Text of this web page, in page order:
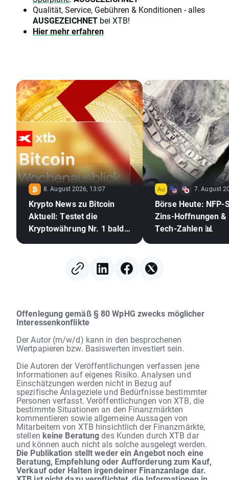
Qualität, Service, Gebühren & Konditionen - alles
AUSGEZEICHNET bei XTB!
Hier mehr erfahren
8. August 2026, 13:07
Krypto News zu Bitcoin
Aktuell: Testet die
Kryptowährung Nr. 1 bald
7. August
Börse Heute: NFP-
Zins-Hoffnungen &
Tech-Zahlen 📊
Offenlegung gemäß § 80 WpHG zwecks möglicher
Interessenkonflikte
Der Autor (m/w/d) kann in den besprochenen
Wertpapieren bzw. Basiswerten investiert sein.
Die Autoren der Veröffentlichungen verfassen jene
Informationen auf eigenes Risiko. Analysen und
Einschätzungen werden nicht in Bezug auf
spezifische Anlageziele und Bedürfnisse bestimmter
Personen verfasst. Veröffentlichungen von XTB, die
bestimmte Situationen an den Finanzmärkten
kommentieren sowie allgemeine Aussagen von
Mitarbeitern von XTB hinsichtlich der Finanzmärkte,
stellen keine Beratungdes Kunden durch XTB dar
und können auch nicht als solche ausgelegt werden.
Die Publikation stellt weder ein Angebot noch eine
Beratung, Empfehlung oder Aufforderung zum Kauf,
Verkauf oder Halten irgendeiner Finanzanlage dar.